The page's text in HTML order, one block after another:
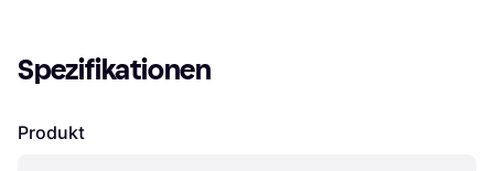
Spezifikationen
Produkt